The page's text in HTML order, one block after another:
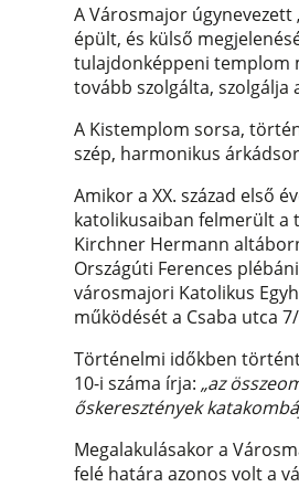
A Városmajor
épült, és külső
tulajdonképpeni templom
tovább szolgálta, szolgálja
A Kistemplom sorsa,
szép, harmonikus
Amikor a XX. század első
katolikusaiban felmerült a
Kirchner Hermann
Országúti Ferences
városmajori Katolikus
működését a Csaba utca
Történelmi időkben
10-i száma írja:„az
őskeresztények
Megalakulásakor a
felé határa azonos volt a